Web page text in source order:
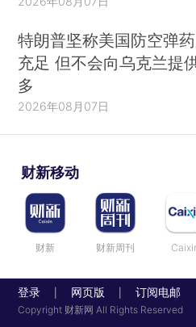
特朗普坚称美国防空弹
充足 但不会向乌克兰提
多
2026年08月07日
财新移动
财新 财新周刊
登录 网页版 订阅电邮
Copyright 财新网 All Rights Reserved